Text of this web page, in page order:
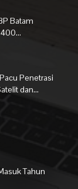
Batam
Penetrasi
dan...
Tahun